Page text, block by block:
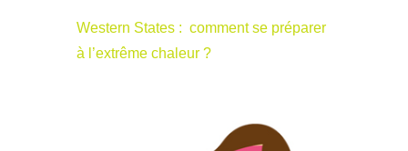
Western States : comment se préparer
à l’extrême chaleur ?